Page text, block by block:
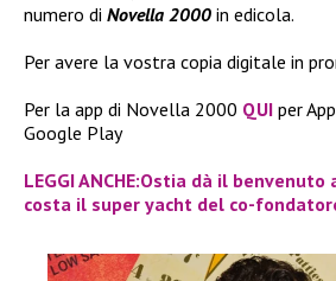
numero di Novella 2000 in edicola.
Per avere la vostra copia digitale in
Per la app di Novella 2000 QUI per
Google Play
LEGGI ANCHE:Ostia dà il
costa il super yacht del co-